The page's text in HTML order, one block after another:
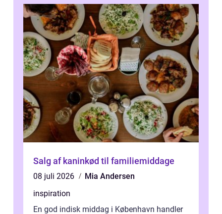
Salg af kaninkød til familiemiddage
08 juli 2026
Mia Andersen
inspiration
En god indisk middag i København handler